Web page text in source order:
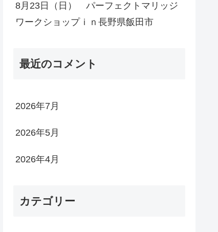
8月23日（日） パーフェクトマリッジ
ワークショップｉｎ長野県飯田市
最近のコメント
2026年7月
2026年5月
2026年4月
カテゴリー